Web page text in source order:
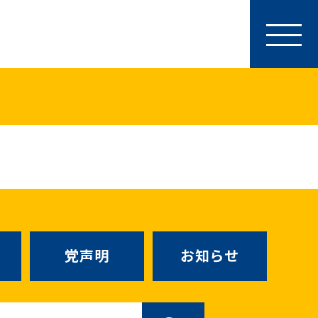
号外
こくみんオンラインスクール
党声明 お知らせ